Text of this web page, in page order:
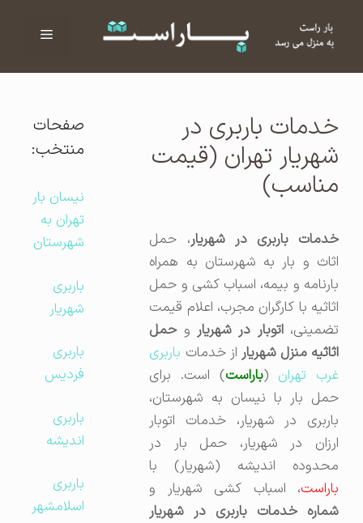
فهرست
خدمات باربری در
شهریار تهران (قیمت
مناسب)
خدمات باربری در شهریار، حمل
اثاث و بار به شهرستان به همراه
بارنامه و بیمه، اسباب کشی و حمل
اثاثیه با کارگران مجرب، اعلام قیمت
تضمینی،اتوبار در شهریاروحمل
اثاثیه منزل شهریاراز خدماتباربری
غرب تهران(باراست) است. برای
حمل بار با نیسان به شهرستان،
باربری در شهریار، خدمات اتوبار
ارزان در شهریار، حمل بار در
محدوده اندیشه (شهریار) با
باراست، اسباب کشی شهریار و
شماره خدمات باربری در شهریار
صفحات
منتخب:
نیسان بار
تهران به
شهرستان
باربری
شهریار
باربری
فردیس
باربری
اندیشه
باربری
اسلامشهر